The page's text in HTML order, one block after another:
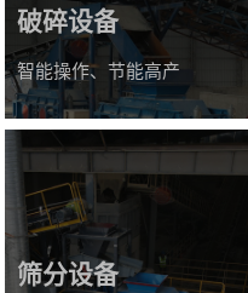
破碎设备
智能操作、节能高产
筛分设备